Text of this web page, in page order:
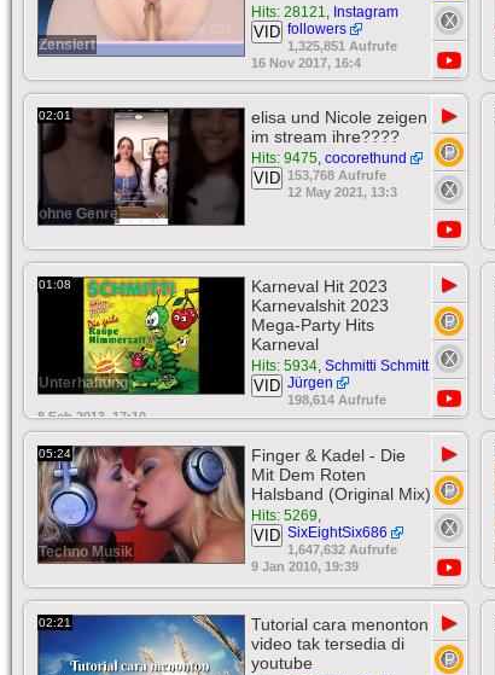
Zensiert
Hits: 28121, Instagram
followers
VID
1,325,851 Aufrufe
16 Nov 2017, 16:4
02:01
ohne Genre
elisa und Nicole zeigen
im stream ihre????
Hits: 9475, cocorethund
VID 153,768 Aufrufe
12 May 2021, 13:3
▶
01:08
Unterhaltung
Karneval Hit 2023
Karnevalshit 2023
Mega-Party Hits
Karneval
Hits: 5934, Schmitti Schmitt
Jürgen
VID
198,614 Aufrufe
8 Feb 2013, 17:10
▶
05:24
Techno Musik
Finger & Kadel - Die
Mit Dem Roten
Halsband (Original Mix)
Hits: 5269,
SixEightSix686
VID
1,647,632 Aufrufe
9 Jan 2010, 19:39
▶
02:21
Tutorial cara menonton
video tak tersedia di
youtube
▶